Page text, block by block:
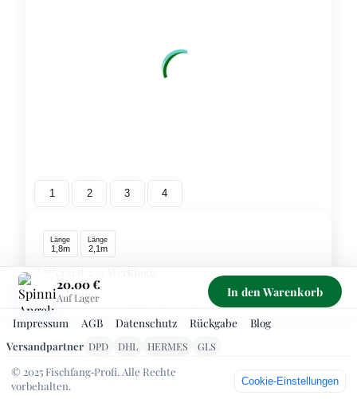
1 2 3 4
Länge
1,8m
Länge
2,1m
Lieferzeit 2–3 Werktage
Preis 20.00 €
inkl. MwSt., zzgl. Versand
Sichere Zahlung über PayPal – Kreditkarte/SEPA ohne
PayPal‑Konto möglich. Kostenloser Versand ab 99 €
- 1 +
20.00 €
Auf Lager In den Warenkorb
Impressum AGB Datenschutz Rückgabe Blog
Versandpartner DPD DHL HERMES
GLS
© 2025 Fischfang‑Profi. Alle Rechte
vorbehalten.
Cookie‑Einstellungen